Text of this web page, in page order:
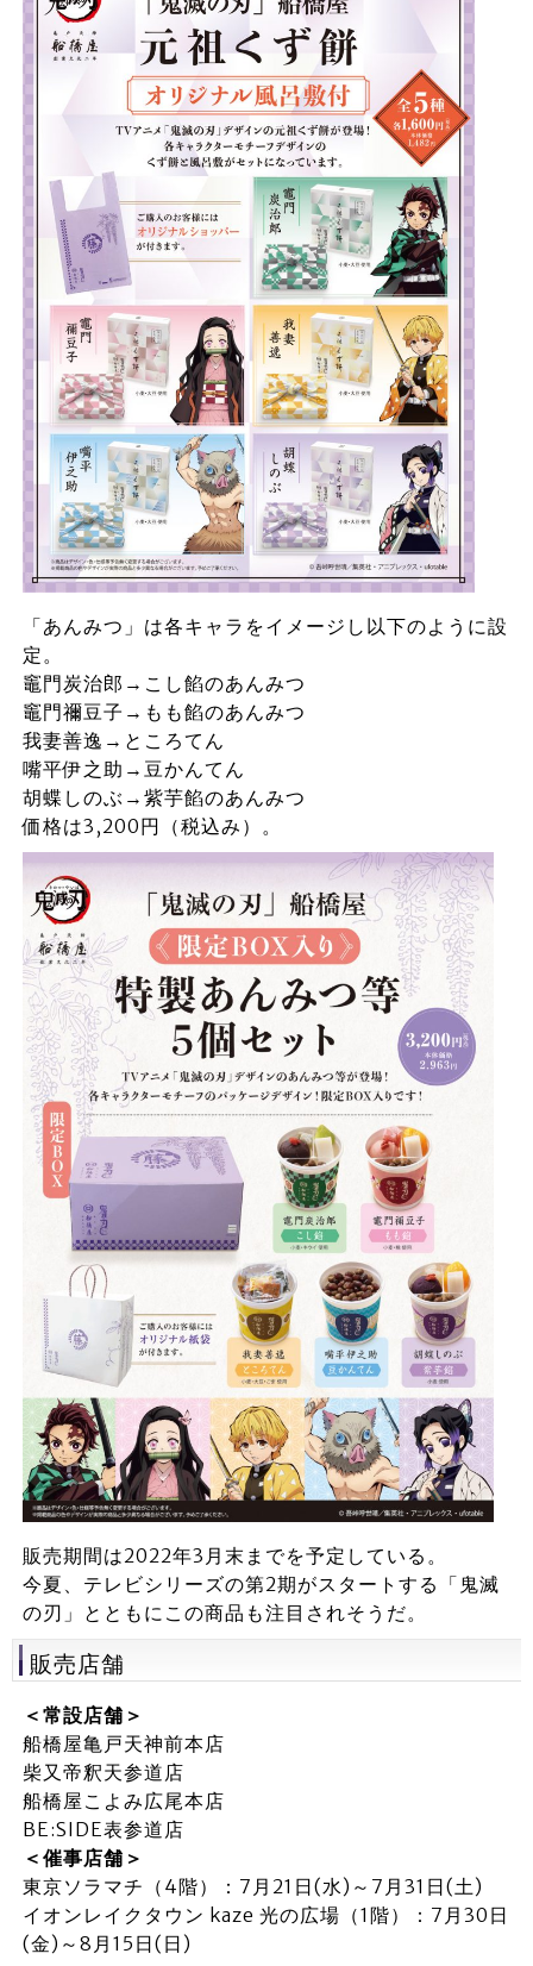
「あんみつ」は各キャラをイメージし以下のように設
定。
竈門炭治郎→こし餡のあんみつ
竈門禰豆子→もも餡のあんみつ
我妻善逸→ところてん
嘴平伊之助→豆かんてん
胡蝶しのぶ→紫芋餡のあんみつ
価格は3,200円（税込み）。
販売期間は2022年3月末までを予定している。
今夏、テレビシリーズの第2期がスタートする「鬼滅
の刃」とともにこの商品も注目されそうだ。
販売店舗
＜常設店舗＞
船橋屋亀戸天神前本店
柴又帝釈天参道店
船橋屋こよみ広尾本店
BE:SIDE表参道店
＜催事店舗＞
東京ソラマチ（4階）：7月21日(水)～7月31日(土)
イオンレイクタウン kaze 光の広場（1階）：7月30日
(金)～8月15日(日)